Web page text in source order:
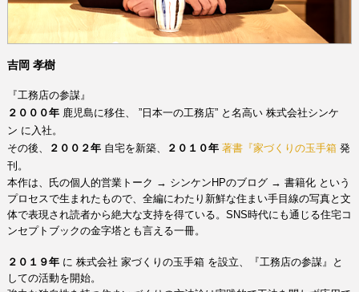
吉岡 孝樹
『工務店の参謀』
２０００年 鹿児島に移住、 ”日本一の工務店” と名高い 株式会社シンケ
ン に入社。
その後、
２００２年 自宅を新築、 ２０１０年 著書『家づくりの玉手箱 発
刊。
本作は、氏の個人的営業トーク → シンケンHPのブログ → 書籍化 という
プロセスで生まれたもので、全編にわたり新鮮な住まい手目線の写真と文
体で表現され読者から絶大な支持を得ている。 SNS時代にも通じる住宅コ
ンセプトブックの金字塔とも言える一冊。
２０１９年 に 株式会社 家づくりの玉手箱 を設立、『工務店の参謀』と
しての活動を開始。